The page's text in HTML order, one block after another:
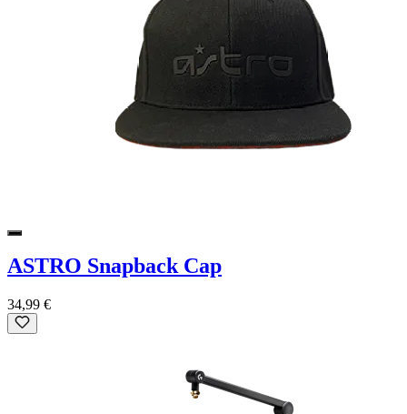
ASTRO Snapback Cap
34,99 €